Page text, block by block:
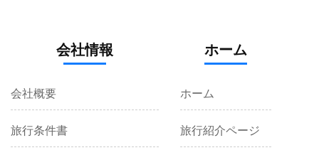
会社情報
会社概要
旅行条件書
ホーム
ホーム
旅行紹介ページ